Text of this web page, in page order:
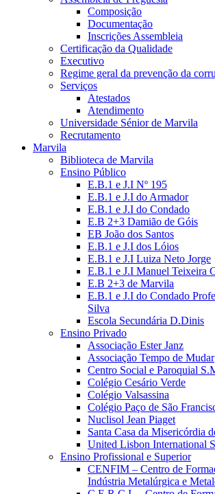
Composição
Documentação
Inscrições Assembleia
Certificação da Qualidade
Executivo
Regime geral da prevenção da
Serviços
Atestados
Atendimento
Universidade Sénior de Marvila
Recrutamento
Marvila
Biblioteca de Marvila
Ensino Público
E.B.1 e J.I Nº 195
E.B.1 e J.I do Armador
E.B.1 e J.I do Condado
E.B 2+3 Damião de Góis
EB João dos Santos
E.B.1 e J.I dos Lóios
E.B.1 e J.I Luiza Neto Jorge
E.B.1 e J.I Manuel Teixeira
E.B 2+3 de Marvila
E.B.1 e J.I do Condado
Silva
Escola Secundária D.Dinis
Ensino Privado
Associação Ester Janz
Associação Tempo de Mudar
Centro Social e Paroquial
Colégio Cesário Verde
Colégio Valsassina
Colégio Paço de São
Nuclisol Jean Piaget
Santa Casa da Misericórdia
United Lisbon International
Ensino Profissional e Superior
CENFIM – Centro de
Indústria Metalúrgica e